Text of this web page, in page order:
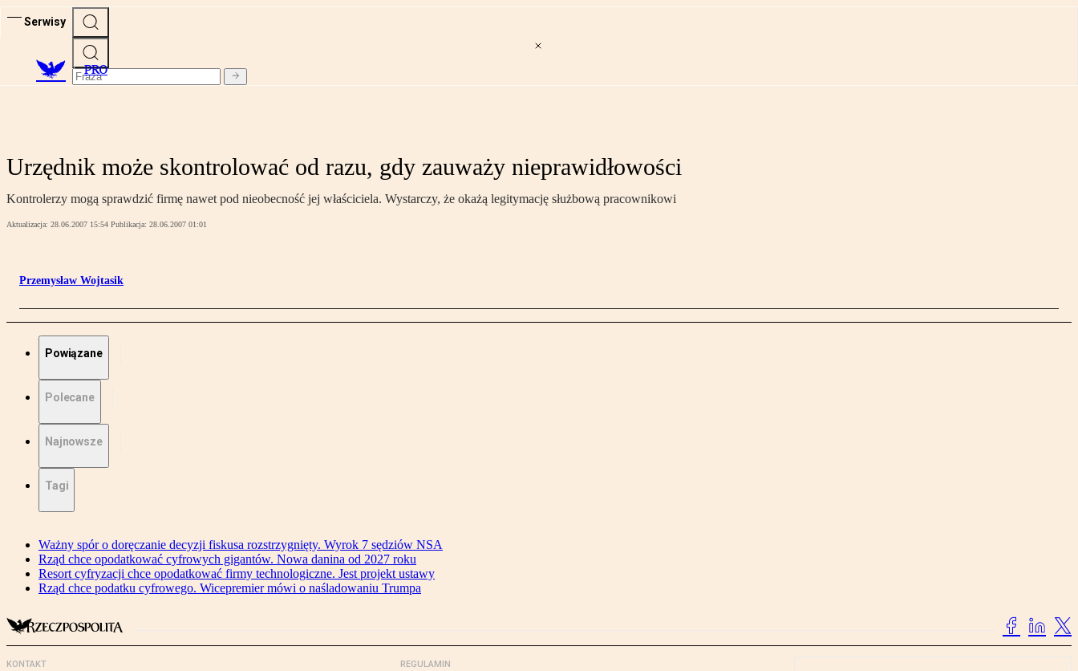
Serwisy
PRO
Urzędnik może skontrolować od razu, gdy zauważy nieprawidłowości
Kontrolerzy mogą sprawdzić firmę nawet pod nieobecność jej właściciela. Wystarczy, że okażą legitymację służbową pracownikowi
Aktualizacja: 28.06.2007 15:54 Publikacja: 28.06.2007 01:01
Przemysław Wojtasik
Powiązane
Polecane
Najnowsze
Tagi
Ważny spór o doręczanie decyzji fiskusa rozstrzygnięty. Wyrok 7 sędziów NSA
Rząd chce opodatkować cyfrowych gigantów. Nowa danina od 2027 roku
Resort cyfryzacji chce opodatkować firmy technologiczne. Jest projekt ustawy
Rząd chce podatku cyfrowego. Wicepremier mówi o naśladowaniu Trumpa
KONTAKT REGULAMIN